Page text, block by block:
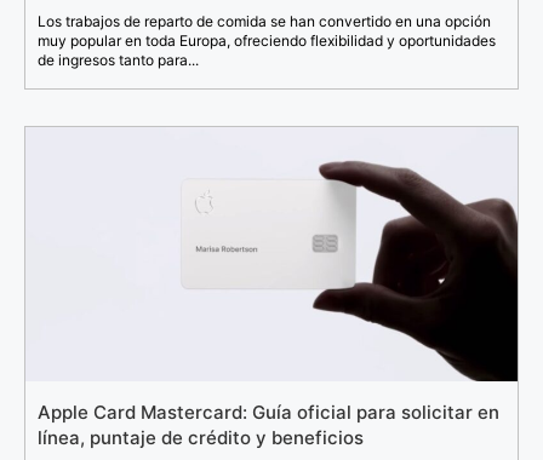
Los trabajos de reparto de comida se han convertido en una opción
muy popular en toda Europa, ofreciendo flexibilidad y oportunidades
de ingresos tanto para...
Apple Card Mastercard: Guía oficial para solicitar en
línea, puntaje de crédito y beneficios